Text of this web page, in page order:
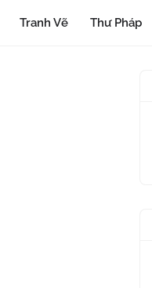
Tranh Vẽ Thư Pháp